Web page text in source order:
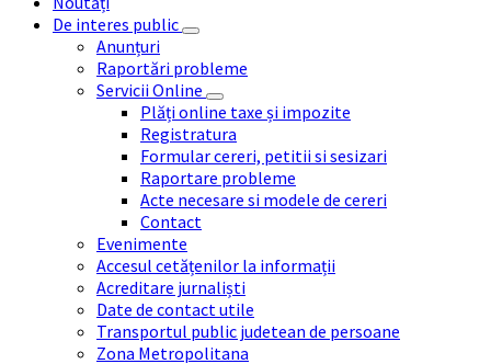
De interes public
Anunțuri
Raportări probleme
Servicii Online
Plăți online taxe și impozite
Registratura
Formular cereri, petitii si sesizari
Raportare probleme
Acte necesare si modele de cereri
Contact
Evenimente
Accesul cetățenilor la informații
Acreditare jurnaliști
Date de contact utile
Transportul public judetean de persoane
Zona Metropolitana